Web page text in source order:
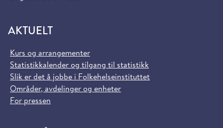
AKTUELT
Kurs og arrangementer
Statistikkalender og tilgang til statistikk
Slik er det å jobbe i Folkehelseinstituttet
Områder, avdelinger og enheter
For pressen